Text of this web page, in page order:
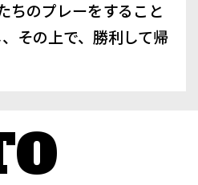
ちのプレーをすること
その上で、勝利して帰